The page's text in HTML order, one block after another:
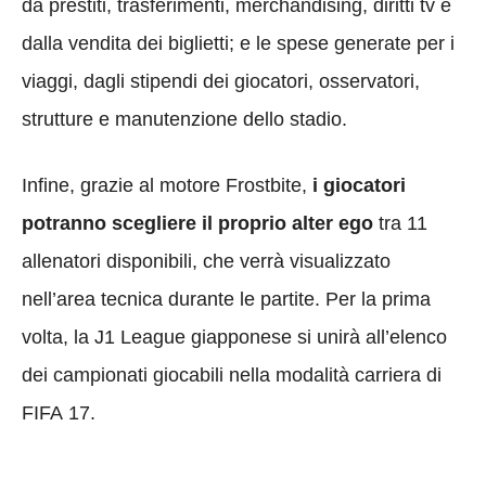
da prestiti, trasferimenti, merchandising, diritti tv e
dalla vendita dei biglietti; e le spese generate per i
viaggi, dagli stipendi dei giocatori, osservatori,
strutture e manutenzione dello stadio.
Infine, grazie al motore Frostbite, i giocatori
potranno scegliere il proprio alter ego tra 11
allenatori disponibili, che verrà visualizzato
nell’area tecnica durante le partite. Per la prima
volta, la J1 League giapponese si unirà all’elenco
dei campionati giocabili nella modalità carriera di
FIFA 17.